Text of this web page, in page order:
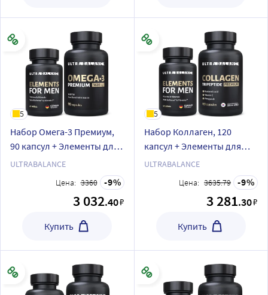
5
Набор Омега-3 Премиум,
90 капсул + Элементы для
мужчин, 60 таблеток
ULTRABALANCE
Цена: 3360 9
3 032.40₽
Купить
5
Набор Коллаген, 120
капсул + Элементы для
мужчин, 60 таблеток
ULTRABALANCE
Цена: 3635.79 9
3 281.30₽
Купить